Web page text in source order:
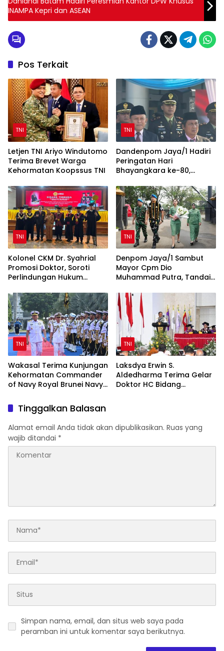
INAMPA Kepri dan ASEAN
Pos Terkait
TNI
Letjen TNI Ariyo Windutomo
Terima Brevet Warga
Kehormatan Koopssus TNI
TNI
Dandenpom Jaya/1 Hadiri
Peringatan Hari
Bhayangkara ke-80,
TNI
Kolonel CKM Dr. Syahrial
Promosi Doktor, Soroti
Perlindungan Hukum
Disabilitas
TNI
Denpom Jaya/1 Sambut
Mayor Cpm Dio
Muhammad Putra, Tandai
TNI
Wakasal Terima Kunjungan
Kehormatan Commander
of Navy Royal Brunei Navy
TNI
Laksdya Erwin S.
Aldedharma Terima Gelar
Doktor HC Bidang
Tinggalkan Balasan
Alamat email Anda tidak akan dipublikasikan. Ruas yang
wajib ditandai *
Simpan nama, email, dan situs web saya pada
peramban ini untuk komentar saya berikutnya.